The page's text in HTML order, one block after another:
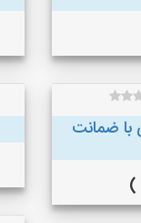
با ضمانت